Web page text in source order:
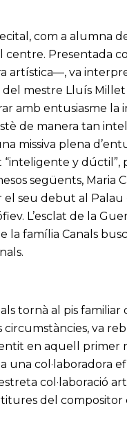
com a alumna
centre. Presentada
artística—, va
del mestre Lluís
amb entusiasme
de manera tan
missiva plena
y dúctil”,
següents, Maria
seu debut al Palau
L’esclat de la
família Canals
tornà al pis
va
en aquell primer
una col·laboradora
col·laboració
del compositor